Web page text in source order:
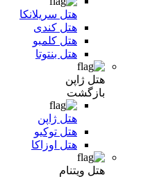
هتل سریلانکا
هتل کندی
هتل کلمبو
هتل بنتوتا
هتل ژاپن
بازگشت
هتل ژاپن
هتل توکیو
هتل اوزاکا
هتل ویتنام